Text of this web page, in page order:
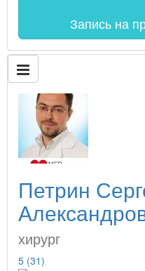
Запись на
Петрин
хирург
5 (31)